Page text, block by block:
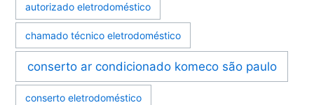
autorizado eletrodoméstico
chamado técnico eletrodoméstico
conserto ar condicionado komeco são paulo
conserto eletrodoméstico